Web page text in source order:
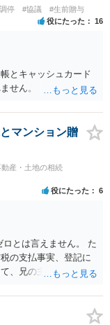
停 #協議 #生前贈与
役にたった 16
とキャッシュカード
せん。
マンション贈
動産・土地の相続
役にたった 6
とは言えません。 た
の支払事実、登記に
、兄の主張は通らな
がベターのような気